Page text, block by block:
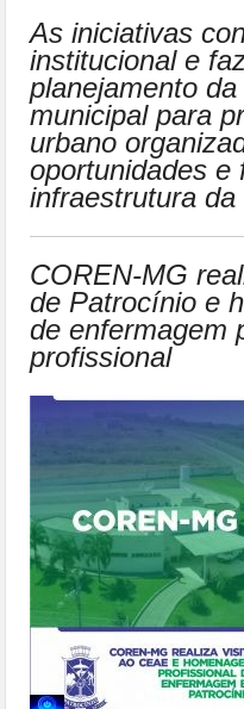
As iniciativas
institucional e
planejamento
municipal para
urbano
oportunidades e
infraestrutura da
COREN-MG
de Patrocínio e
de enfermagem
profissional